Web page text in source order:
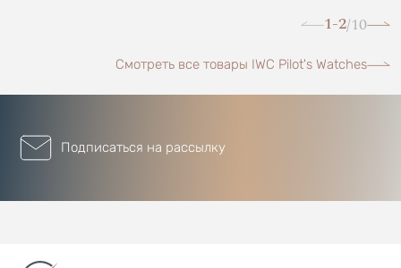
1-2/10
Смотреть все товары IWC Pilot's Watches
Подписаться на рассылку